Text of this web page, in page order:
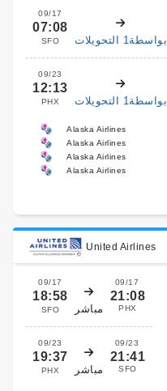
09/17
07:08
SFO بواسطة1 التحويلات
09/23
12:13
PHX بواسطة1 التحويلات
Alaska Airlines
Alaska Airlines
Alaska Airlines
Alaska Airlines
United Airlines
09/17
18:58
SFO مباشر
09/17
21:08
PHX
09/23
19:37
PHX مباشر
09/23
21:41
SFO